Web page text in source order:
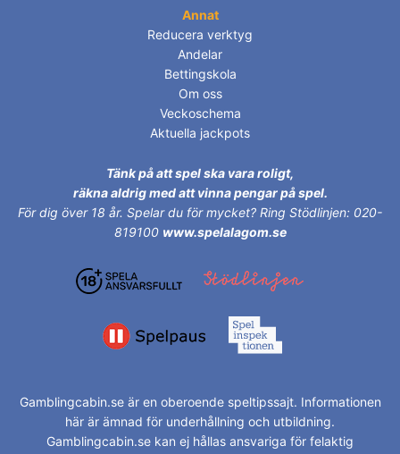
Annat
Reducera verktyg
Andelar
Bettingskola
Om oss
Veckoschema
Aktuella jackpots
Tänk på att spel ska vara roligt,
räkna aldrig med att vinna pengar på spel.
För dig över 18 år. Spelar du för mycket? Ring Stödlinjen: 020-
819100 www.spelalagom.se
Gamblingcabin.se är en oberoende speltipssajt. Informationen
här är ämnad för underhållning och utbildning.
Gamblingcabin.se kan ej hållas ansvariga för felaktig